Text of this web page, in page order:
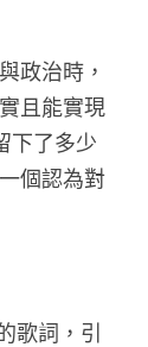
政治時，
且能實現
下了多少
個認為對
歌詞，引